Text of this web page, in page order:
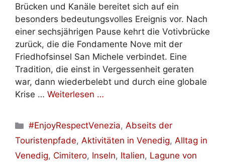
Brücken und Kanäle bereitet sich auf ein
besonders bedeutungsvolles Ereignis vor. Nach
einer sechsjährigen Pause kehrt die Votivbrücke
zurück, die die Fondamente Nove mit der
Friedhofsinsel San Michele verbindet. Eine
Tradition, die einst in Vergessenheit geraten
war, dann wiederbelebt und durch eine globale
Krise … Weiterlesen …
Kategorien
#EnjoyRespectVenezia,Abseits der
Touristenpfade, Aktivitäten in Venedig, Alltag in
Venedig, Cimitero, Inseln, Italien, Lagune von